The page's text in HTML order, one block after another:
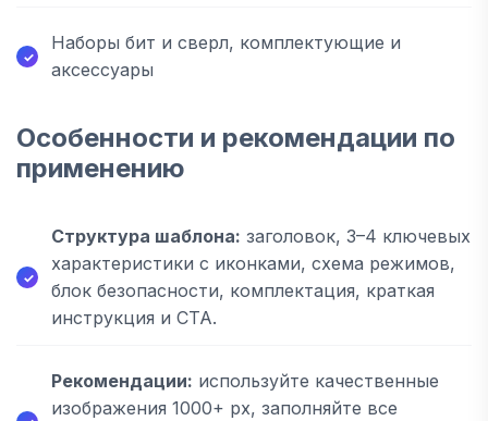
Наборы бит и сверл, комплектующие и
аксессуары
Особенности и рекомендации по
применению
Структура шаблона: заголовок, 3–4 ключевых
характеристики с иконками, схема режимов,
блок безопасности, комплектация, краткая
инструкция и CTA.
Рекомендации: используйте качественные
изображения 1000+ px, заполняйте все